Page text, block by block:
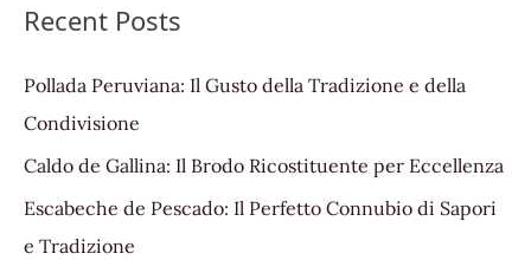
Recent Posts
Pollada Peruviana: Il Gusto della Tradizione e della
Condivisione
Caldo de Gallina: Il Brodo Ricostituente per Eccellenza
Escabeche de Pescado: Il Perfetto Connubio di Sapori
e Tradizione